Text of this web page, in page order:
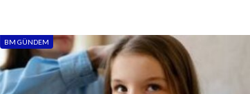
BM GÜNDEM